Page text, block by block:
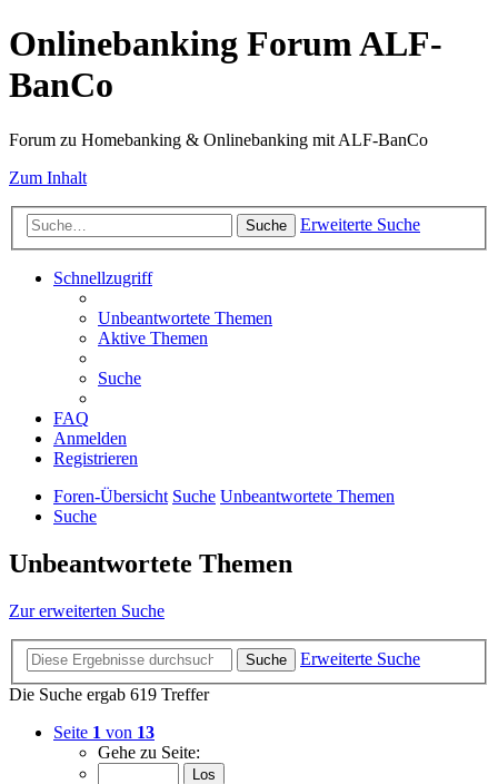
Onlinebanking Forum ALF-
BanCo
Forum zu Homebanking & Onlinebanking mit ALF-BanCo
Zum Inhalt
Suche Erweiterte Suche
Schnellzugriff
Unbeantwortete Themen
Aktive Themen
Suche
FAQ
Anmelden
Registrieren
Foren-Übersicht Suche Unbeantwortete Themen
Suche
Unbeantwortete Themen
Zur erweiterten Suche
Suche
Erweiterte Suche
Die Suche ergab 619 Treffer
Seite 1 von 13
Gehe zu Seite: